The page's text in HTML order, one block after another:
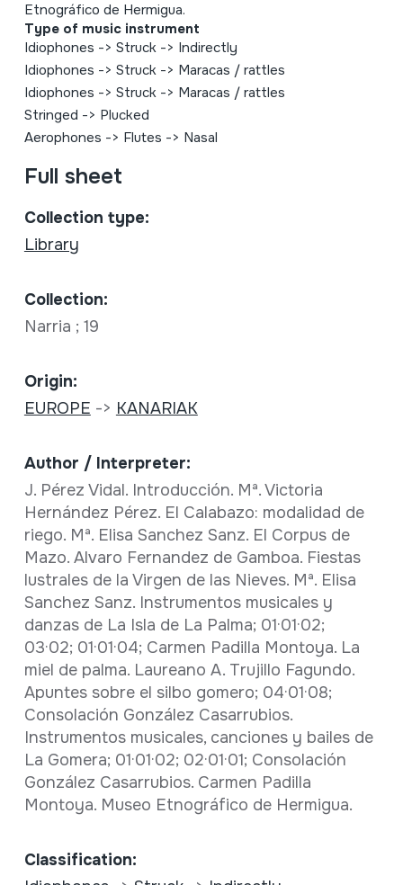
Etnográfico de Hermigua.
Type of music instrument
Idiophones -> Struck-> Indirectly
Idiophones -> Struck-> Maracas / rattles
Idiophones -> Struck-> Maracas / rattles
Stringed -> Plucked
Aerophones -> Flutes -> Nasal
Full sheet
Collection type:
Library
Collection:
Narria ; 19
Origin:
EUROPE -> KANARIAK
Author / Interpreter:
J. Pérez Vidal. Introducción. Mª. Victoria
Hernández Pérez. El Calabazo: modalidad de
riego. Mª. Elisa Sanchez Sanz. El Corpus de
Mazo. Alvaro Fernandez de Gamboa. Fiestas
lustrales de la Virgen de las Nieves. Mª. Elisa
Sanchez Sanz. Instrumentos musicales y
danzas de La Isla de La Palma; 01·01·02;
03·02; 01·01·04; Carmen Padilla Montoya. La
miel de palma. Laureano A. Trujillo Fagundo.
Apuntes sobre el silbo gomero; 04·01·08;
Consolación González Casarrubios.
Instrumentos musicales, canciones y bailes de
La Gomera; 01·01·02; 02·01·01; Consolación
González Casarrubios. Carmen Padilla
Montoya. Museo Etnográfico de Hermigua.
Classification: